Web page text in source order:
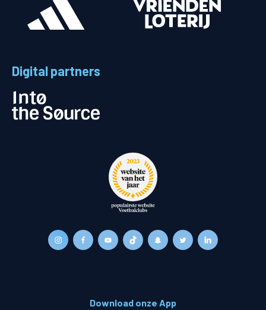
Digital partners
Download onze App